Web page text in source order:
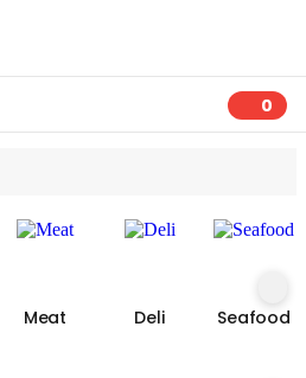
0
0
Meat Deli Seafood